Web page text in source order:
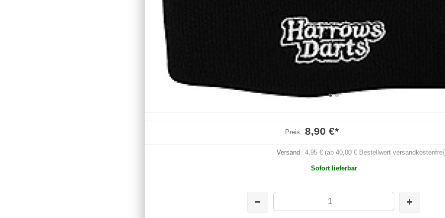
Preis 8,90 €*
Versand 4,95 € (ab 40,00 € Bestellwert
Sofort lieferbar